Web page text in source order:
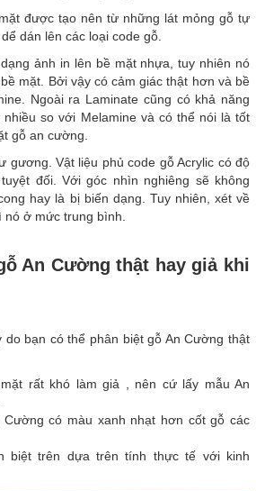
được tạo nên từ những lát mỏng gỗ tự
dán lên các loại code gỗ.
ảnh in lên bề mặt nhựa, tuy nhiên nó
mặt. Bởi vậy có cảm giác thật hơn và bề
Ngoài ra Laminate cũng có khả năng
so với Melamine và có thể nói là tốt
gỗ an cường.
gương. Vật liệu phủ code gỗ Acrylic có độ
đối. Với góc nhìn nghiêng sẽ không
hay là bị biến dạng. Tuy nhiên, xét về
nó ở mức trung bình.
An Cường thật hay giả khi
do bạn có thể phân biệt gỗ An Cường thật
rất khó làm giả , nên cứ lấy mẫu An
có màu xanh nhạt hơn cốt gỗ các
biệt trên dựa trên tính thực tế với kinh